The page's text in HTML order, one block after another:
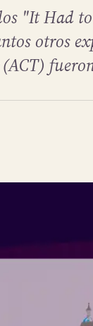
"It Had
otros